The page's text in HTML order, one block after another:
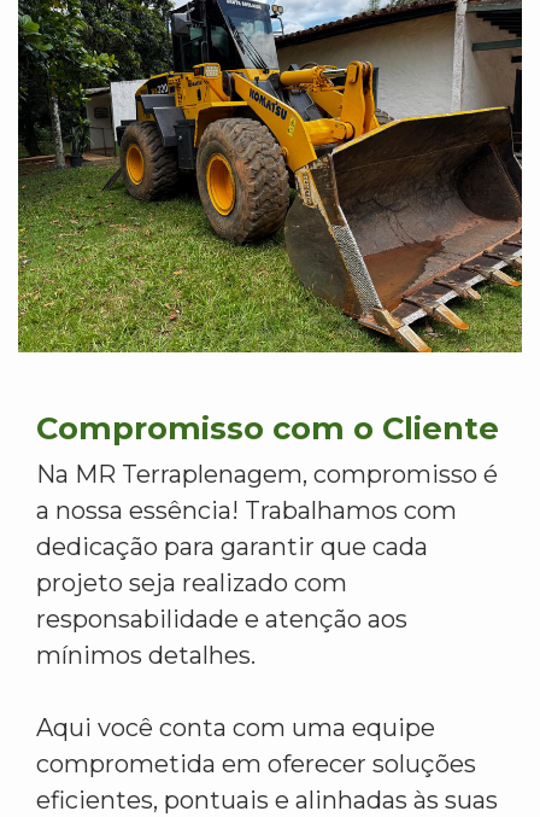
Compromisso com o Cliente
Na MR Terraplenagem, compromisso é
a nossa essência! Trabalhamos com
dedicação para garantir que cada
projeto seja realizado com
responsabilidade e atenção aos
mínimos detalhes.
Aqui você conta com uma equipe
comprometida em oferecer soluções
eficientes, pontuais e alinhadas às suas